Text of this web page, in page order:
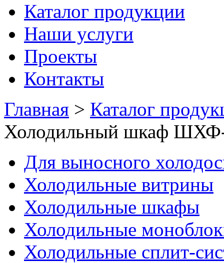
Каталог продукции
Наши услуги
Проекты
Контакты
Главная > Каталог
Холодильный шкаф ШХФ-
Для выносного
Холодильные витрины
Холодильные шкафы
Холодильные
Холодильные сплит-